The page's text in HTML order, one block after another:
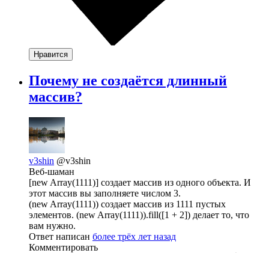
Нравится
Почему не создаётся длинный
массив?
v3shin @v3shin
Веб-шаман
[new Array(1111)] создает массив из одного объекта. И
этот массив вы заполняете числом 3.
(new Array(1111)) создает массив из 1111 пустых
элементов. (new Array(1111)).fill([1 + 2]) делает то, что
вам нужно.
Ответ написан более трёх лет назад
Комментировать